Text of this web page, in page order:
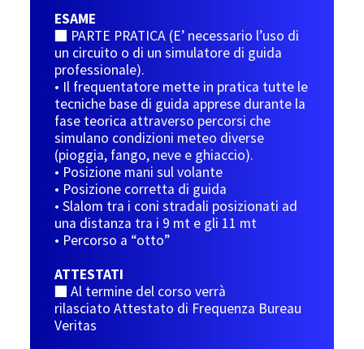
ESAME
■ PARTE PRATICA (E’ necessario l’uso di
un circuito o di un simulatore di guida
professionale).
• Il frequentatore mette in pratica tutte le
tecniche base di guida apprese durante la
fase teorica attraverso percorsi che
simulano condizioni meteo diverse
(pioggia, fango, neve e ghiaccio).
• Posizione mani sul volante
• Posizione corretta di guida
• Slalom tra i coni stradali posizionati ad
una distanza tra i 9 mt e gli 11 mt
• Percorso a “otto”
ATTESTATI
■ Al termine del corso verrà
rilasciato Attestato di Frequenza Bureau
Veritas